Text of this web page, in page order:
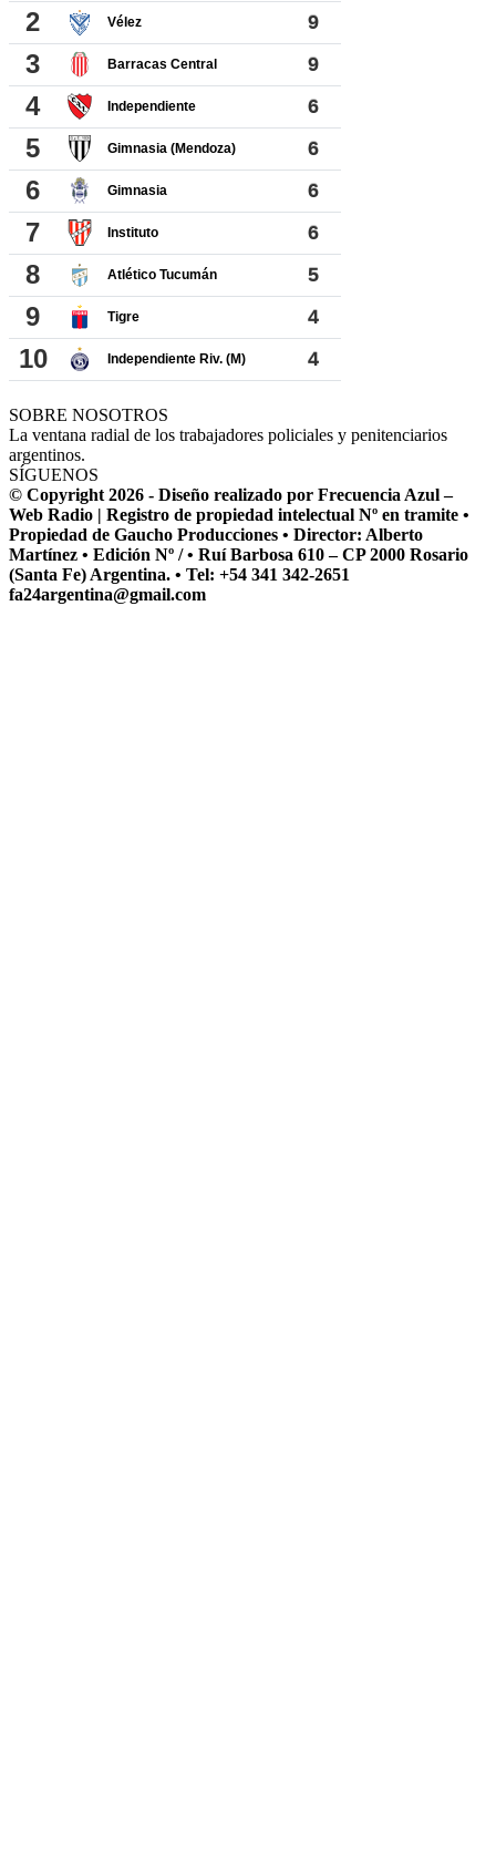
SOBRE NOSOTROS
La ventana radial de los trabajadores policiales y penitenciarios
argentinos.
SÍGUENOS
© Copyright 2026 - Diseño realizado por Frecuencia Azul –
Web Radio | Registro de propiedad intelectual Nº en tramite •
Propiedad de Gaucho Producciones • Director: Alberto
Martínez • Edición Nº / • Ruí Barbosa 610 – CP 2000 Rosario
(Santa Fe) Argentina. • Tel: +54 341 342-2651
fa24argentina@gmail.com